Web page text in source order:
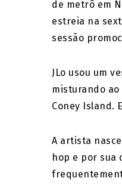
de metrô em
estreia na
sessão
JLo usou um
misturando
Coney Island.
A artista
hop e por sua